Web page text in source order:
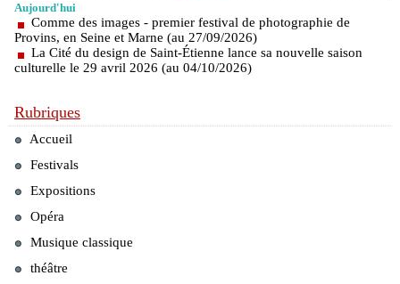
Aujourd'hui
Comme des images - premier festival de photographie de
Provins, en Seine et Marne (au 27/09/2026)
La Cité du design de Saint-Étienne lance sa nouvelle saison
culturelle le 29 avril 2026 (au 04/10/2026)
Rubriques
Accueil
Festivals
Expositions
Opéra
Musique classique
théâtre